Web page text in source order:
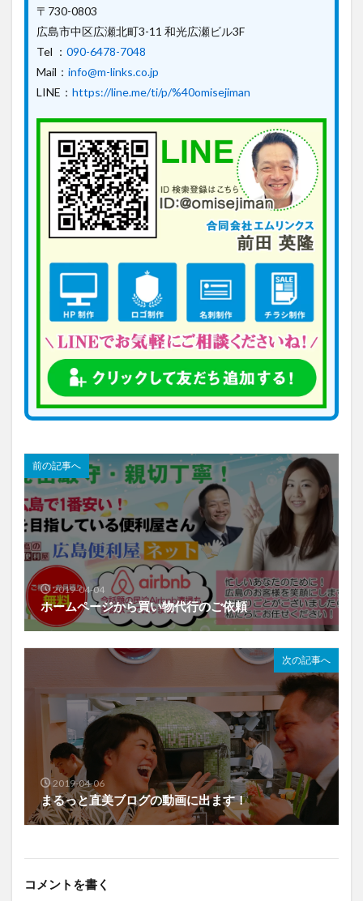
〒730-0803
広島市中区広瀬北町3-11 和光広瀬ビル3F
Tel ： 090-6478-7048
Mail： info@m-links.co.jp
LINE： https://line.me/ti/p/%40omisejiman
前の記事へ
2019-04-04
ホームページから買い物代行のご依頼
次の記事へ
2019-04-06
まるっと直美ブログの動画に出ます！
コメントを書く